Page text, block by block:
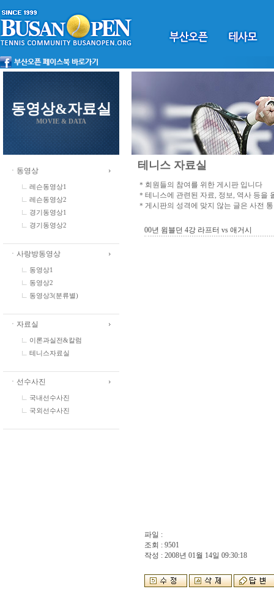
동영상&자료실
MOVIE & DATA
ㆍ동영상
레슨동영상1
레슨동영상2
경기동영상1
경기동영상2
ㆍ사랑방동영상
동영상1
동영상2
동영상3(분류별)
ㆍ자료실
이론과실전&칼럼
테니스자료실
ㆍ선수사진
국내선수사진
국외선수사진
테니스 자료실
＊회원들의 참여를 위한 게시판 입니다
＊테니스에 관련된 자료, 정보, 역사 등을
＊게시판의 성격에 맞지 않는 글은 사전
00년 윔블던 4강 라프터 vs 애거시
파일 :
조회 : 9501
작성 : 2008년 01월 14일 09:30:18